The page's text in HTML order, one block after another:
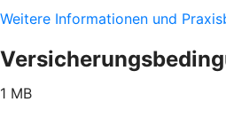
Weitere Informationen und
1 MB